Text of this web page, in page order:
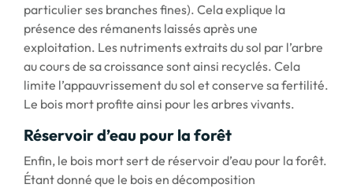
particulier ses branches fines). Cela explique la
présence des rémanents laissés après une
exploitation. Les nutriments extraits du sol par l’arbre
au cours de sa croissance sont ainsi recyclés. Cela
limite l’appauvrissement du sol et conserve sa fertilité.
Le bois mort profite ainsi pour les arbres vivants.
Réservoir d’eau pour la forêt
Enfin, le bois mort sert de réservoir d’eau pour la forêt.
Étant donné que le bois en décomposition